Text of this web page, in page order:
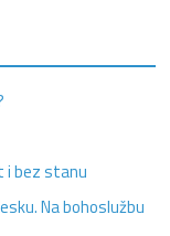
i bez stanu
Na bohoslužbu